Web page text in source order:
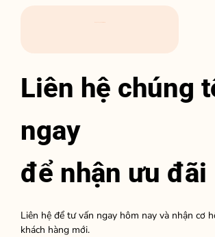
Liên hệ chúng
ngay
để nhận ưu đãi
Liên hệ để tư vấn ngay hôm nay và nhận cơ
khách hàng mới.